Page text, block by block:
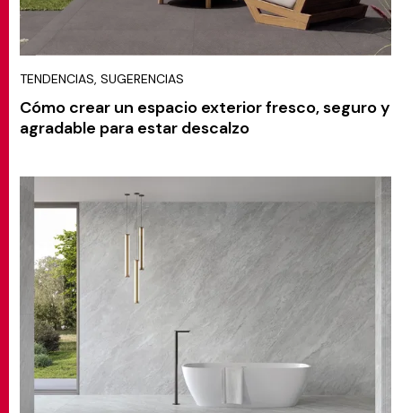
TENDENCIAS, SUGERENCIAS
Cómo crear un espacio exterior fresco, seguro y
agradable para estar descalzo